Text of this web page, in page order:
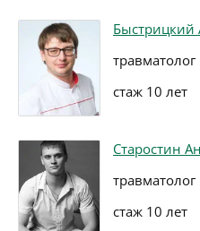
Быстрицкий
травматолог
стаж 10 лет
Старостин
травматолог
стаж 10 лет